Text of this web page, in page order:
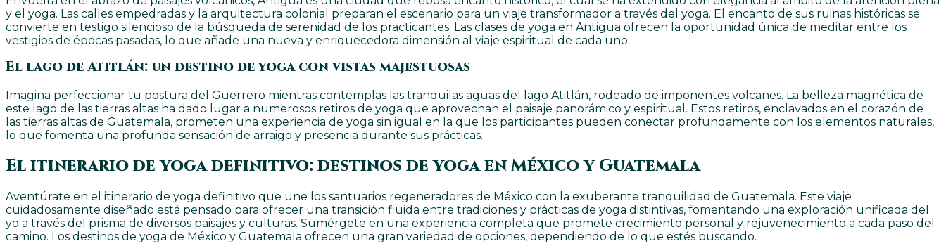
y el yoga. Las calles empedradas y la arquitectura colonial preparan el escenario para un viaje transformador a través del yoga. El encanto de sus ruinas históricas se
convierte en testigo silencioso de la búsqueda de serenidad de los practicantes. Las clases de yoga en Antigua ofrecen la oportunidad única de meditar entre los
vestigios de épocas pasadas, lo que añade una nueva y enriquecedora dimensión al viaje espiritual de cada uno.
El lago de Atitlán: un destino de yoga con vistas majestuosas
Imagina perfeccionar tu postura del Guerrero mientras contemplas las tranquilas aguas del lago Atitlán, rodeado de imponentes volcanes. La belleza magnética de
este lago de las tierras altas ha dado lugar a numerosos retiros de yoga que aprovechan el paisaje panorámico y espiritual. Estos retiros, enclavados en el corazón de
las tierras altas de Guatemala, prometen una experiencia de yoga sin igual en la que los participantes pueden conectar profundamente con los elementos naturales,
lo que fomenta una profunda sensación de arraigo y presencia durante sus prácticas.
El itinerario de yoga definitivo: destinos de yoga en México y Guatemala
Aventúrate en el itinerario de yoga definitivo que une los santuarios regeneradores de México con la exuberante tranquilidad de Guatemala. Este viaje
cuidadosamente diseñado está pensado para ofrecer una transición fluida entre tradiciones y prácticas de yoga distintivas, fomentando una exploración unificada del
yo a través del prisma de diversos paisajes y culturas. Sumérgete en una experiencia completa que promete crecimiento personal y rejuvenecimiento a cada paso del
camino. Los destinos de yoga de México y Guatemala ofrecen una gran variedad de opciones, dependiendo de lo que estés buscando.